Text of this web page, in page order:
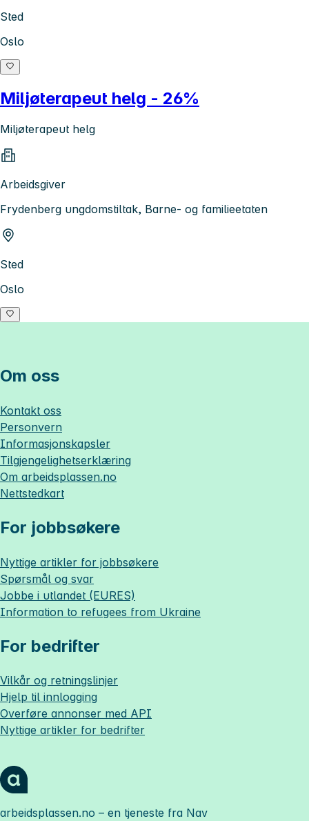
Sted
Oslo
Miljøterapeut helg - 26%
Miljøterapeut helg
Arbeidsgiver
Frydenberg ungdomstiltak, Barne- og familieetaten
Sted
Oslo
Om oss
Kontakt oss
Personvern
Informasjonskapsler
Tilgjengelighetserklæring
Om arbeidsplassen.no
Nettstedkart
For jobbsøkere
Nyttige artikler for jobbsøkere
Spørsmål og svar
Jobbe i utlandet (EURES)
Information to refugees from Ukraine
For bedrifter
Vilkår og retningslinjer
Hjelp til innlogging
Overføre annonser med API
Nyttige artikler for bedrifter
arbeidsplassen.no – en tjeneste fra Nav